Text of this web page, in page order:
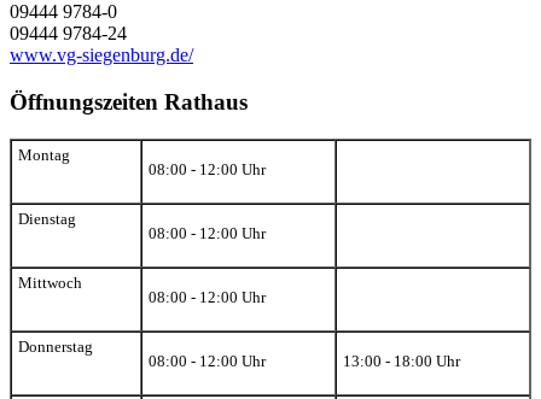
09444 9784-0
09444 9784-24
www.vg-siegenburg.de/
Öffnungszeiten Rathaus
Montag
08:00 - 12:00 Uhr
Dienstag
08:00 - 12:00 Uhr
Mittwoch
08:00 - 12:00 Uhr
Donnerstag
08:00 - 12:00 Uhr
13:00 - 18:00 Uhr